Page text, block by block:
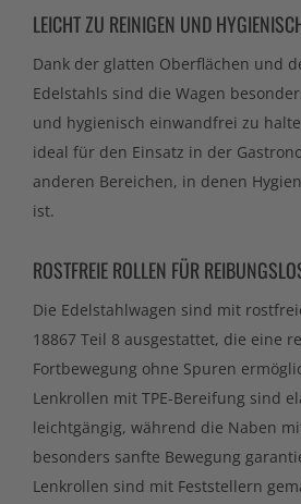
LEICHT ZU REINIGEN UND
Dank der glatten Oberflächen und
Edelstahls sind die Wagen
und hygienisch einwandfrei zu
ideal für den Einsatz in der
anderen Bereichen, in denen
ist.
ROSTFREIE ROLLEN FÜR
Die Edelstahlwagen sind mit
18867 Teil 8 ausgestattet, die eine
Fortbewegung ohne Spuren
Lenkrollen mit TPE-Bereifung sind
leichtgängig, während die Naben
besonders sanfte Bewegung
Lenkrollen sind mit Feststellern